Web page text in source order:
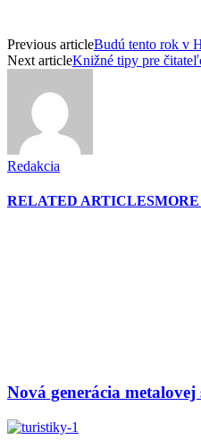
Previous articleBudú tento rok v
Next articleKnižné tipy pre
Redakcia
RELATED ARTICLES
Nová generácia metalovej